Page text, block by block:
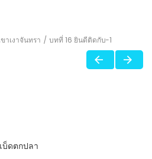
าเงาจันทรา บทที่ 16 ยินดีติดกับ-1
บ็ดตกปลา